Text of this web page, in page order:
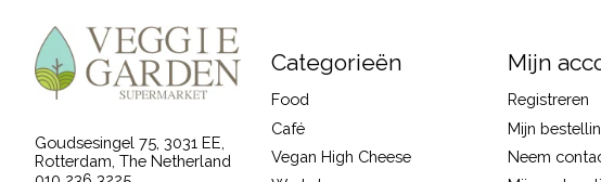
Goudsesingel 75, 3031 EE,
Rotterdam, The Netherland
Categorieën
Food
Café
Vegan High Cheese
Mijn
Registreren
Mijn
Neem